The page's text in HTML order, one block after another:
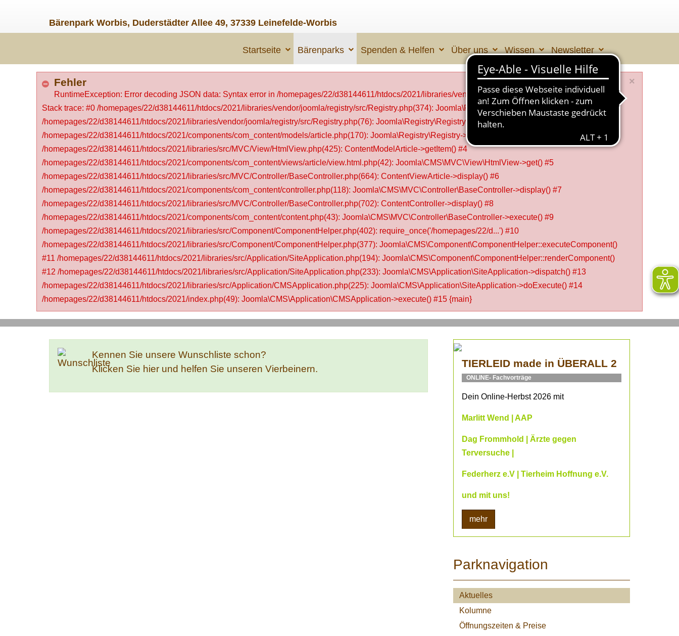
Bärenpark Worbis, Duderstädter Allee 49, 37339 Leinefelde-Worbis
Startseite Bärenparks Spenden & Helfen Über uns Wissen Newsletter
×
Fehler
RuntimeException: Error decoding JSON data: Syntax error in /homepages/22/d38144611/htdocs/2021/libraries/vendor/joomla/registry/src/Format/Json.php:78
Stack trace: #0 /homepages/22/d38144611/htdocs/2021/libraries/vendor/joomla/registry/src/Registry.php(374): Joomla\Registry\Format\Json->stringToObject() #1
/homepages/22/d38144611/htdocs/2021/libraries/vendor/joomla/registry/src/Registry.php(76): Joomla\Registry\Registry->loadString() #2
/homepages/22/d38144611/htdocs/2021/components/com_content/models/article.php(170): Joomla\Registry\Registry->__construct() #3
/homepages/22/d38144611/htdocs/2021/libraries/src/MVC/View/HtmlView.php(425): ContentModelArticle->getItem() #4
/homepages/22/d38144611/htdocs/2021/components/com_content/views/article/view.html.php(42): Joomla\CMS\MVC\View\HtmlView->get() #5
/homepages/22/d38144611/htdocs/2021/libraries/src/MVC/Controller/BaseController.php(664): ContentViewArticle->display() #6
/homepages/22/d38144611/htdocs/2021/components/com_content/controller.php(118): Joomla\CMS\MVC\Controller\BaseController->display() #7
/homepages/22/d38144611/htdocs/2021/libraries/src/MVC/Controller/BaseController.php(702): ContentController->display() #8
/homepages/22/d38144611/htdocs/2021/components/com_content/content.php(43): Joomla\CMS\MVC\Controller\BaseController->execute() #9
/homepages/22/d38144611/htdocs/2021/libraries/src/Component/ComponentHelper.php(402): require_once('/homepages/22/d...') #10
/homepages/22/d38144611/htdocs/2021/libraries/src/Component/ComponentHelper.php(377): Joomla\CMS\Component\ComponentHelper::executeComponent()
#11 /homepages/22/d38144611/htdocs/2021/libraries/src/Application/SiteApplication.php(194): Joomla\CMS\Component\ComponentHelper::renderComponent()
#12 /homepages/22/d38144611/htdocs/2021/libraries/src/Application/SiteApplication.php(233): Joomla\CMS\Application\SiteApplication->dispatch() #13
/homepages/22/d38144611/htdocs/2021/libraries/src/Application/CMSApplication.php(225): Joomla\CMS\Application\SiteApplication->doExecute() #14
/homepages/22/d38144611/htdocs/2021/index.php(49): Joomla\CMS\Application\CMSApplication->execute() #15 {main}
Kennen Sie unsere Wunschliste schon?
Klicken Sie hier und helfen Sie unseren Vierbeinern.
TIERLEID made in ÜBERALL 2
ONLINE- Fachvorträge
Dein Online-Herbst 2026 mit
Marlitt Wend | AAP
Dag Frommhold | Ärzte gegen
Terversuche |
Federherz e.V | Tierheim Hoffnung e.V.
und mit uns!
mehr
Parknavigation
Aktuelles
Kolumne
Öffnungszeiten & Preise